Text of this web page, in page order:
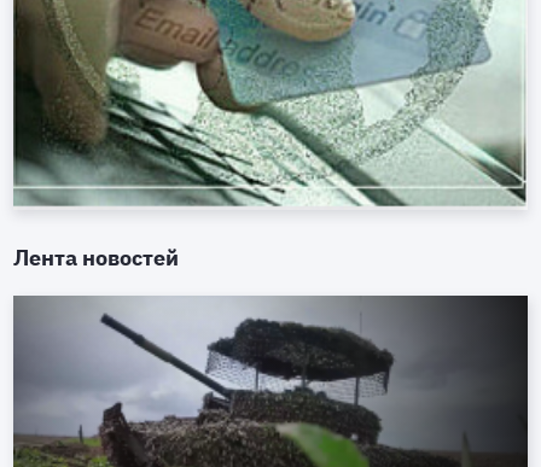
Лента новостей